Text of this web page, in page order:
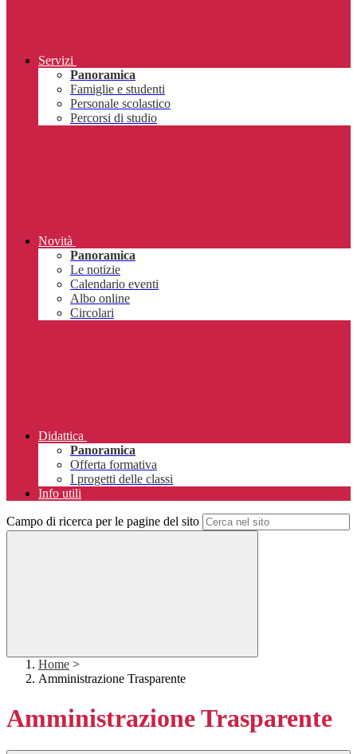
Servizi
Panoramica
Famiglie e studenti
Personale scolastico
Percorsi di studio
Novità
Panoramica
Le notizie
Calendario eventi
Albo online
Circolari
Didattica
Panoramica
Offerta formativa
I progetti delle classi
Info utili
Campo di ricerca per le pagine del sito
Home >
Amministrazione Trasparente
Amministrazione Trasparente